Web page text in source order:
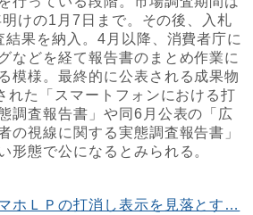
けの1月7日まで。その後、入札
果を納入。4月以降、消費者庁に
などを経て報告書のまとめ作業に
模様。最終的に公表される成果物
れた「スマートフォンにおける打
調査報告書」や同6月公表の「広
の視線に関する実態調査報告書」
形態で公になるとみられる。
ホＬＰの打消し表示を見落とす…